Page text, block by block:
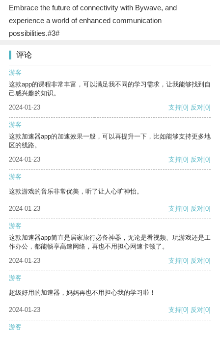
Embrace the future of connectivity with Bywave, and
experience a world of enhanced communication
possibilities.#3#
评论
游客
这款app的课程非常丰富，可以满足我不同的学习需求，让我能够找到自
己感兴趣的知识。
2024-01-23
支持[0] 反对[0]
游客
这款加速器app的加速效果一般，可以再提升一下，比如能够支持更多地
区的线路。
2024-01-23
支持[0] 反对[0]
游客
这款游戏的音乐非常优美，听了让人心旷神怡。
2024-01-23 支持[0] 反对[0]
游客
这款加速器app简直是居家旅行必备神器，无论是看视频、玩游戏还是工
作办公，都能畅享高速网络，再也不用担心网速卡顿了。
2024-01-23
支持[0] 反对[0]
游客
超级好用的加速器，妈妈再也不用担心我的学习啦！
2024-01-23 支持[0] 反对[0]
游客